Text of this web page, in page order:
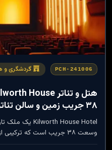
PCH-241006 گردشگری و
۳۸ جریب زمین و سالن تئاتر روباز ۵۵۰ نفره
وسعت ۳۸ جریب است که